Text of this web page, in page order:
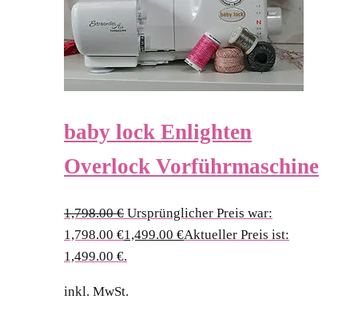
baby lock Enlighten
Overlock Vorführmaschine
1,798.00€ Ursprünglicher Preis war:
1,798.00 €1,499.00 €Aktueller Preis ist:
1,499.00 €.
inkl. MwSt.